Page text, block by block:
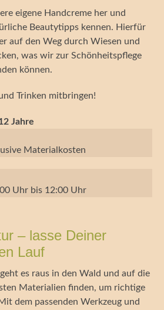
eigene Handcreme her und
Beautytipps kennen. Hierfür
auf den Weg durch Wiesen und
was wir zur Schönheitspflege
können.
Trinken mitbringen!
Jahre
Materialkosten
Uhr bis 12:00 Uhr
– lasse Deiner
Lauf
es raus in den Wald und auf die
Materialien finden, um richtige
dem passenden Werkzeug und